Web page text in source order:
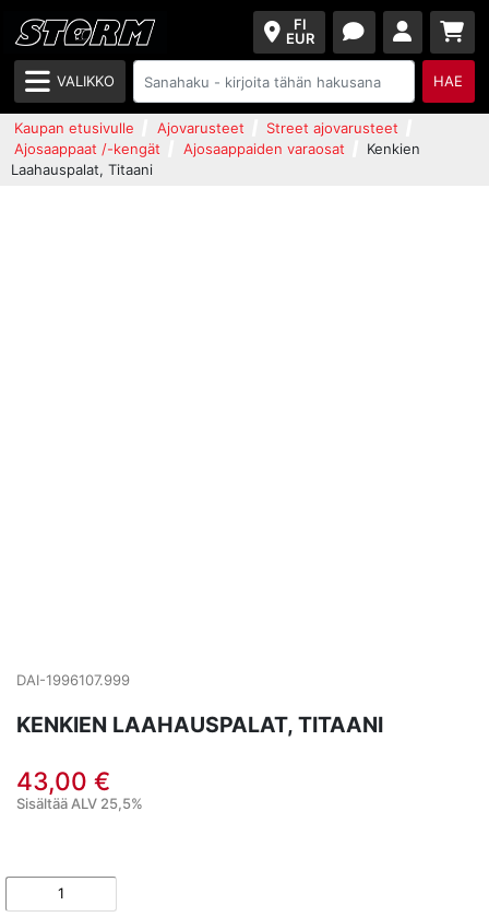
FI
EUR
VALIKKO HAE
Kaupan etusivulle Ajovarusteet
Street ajovarusteet
Ajosaappaat /-kengät
Ajosaappaiden varaosat
Kenkien
Laahauspalat, Titaani
DAI-1996107.999
KENKIEN LAAHAUSPALAT, TITAANI
43,00 €
Sisältää ALV 25,5%